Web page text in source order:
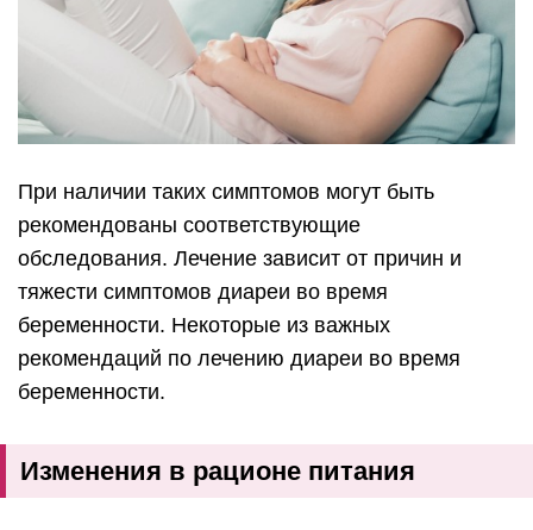
При наличии таких симптомов могут быть
рекомендованы соответствующие
обследования. Лечение зависит от причин и
тяжести симптомов диареи во время
беременности. Некоторые из важных
рекомендаций по лечению диареи во время
беременности.
Изменения в рационе питания